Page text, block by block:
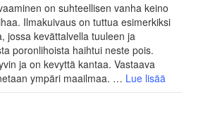
on suhteellisen vanha keino
Ilmakuivaus on tuttua esimerkiksi
jossa kevättalvella tuuleen ja
poronlihoista haihtui neste pois.
ja on kevyttä kantaa. Vastaava
ympäri maailmaa. … Lue lisää